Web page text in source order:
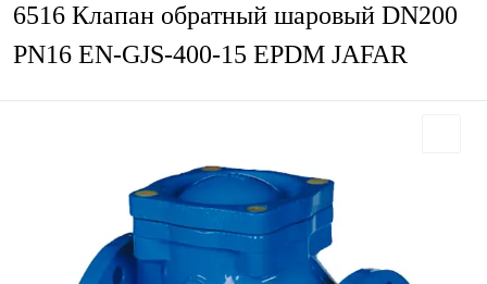
6516 Клапан обратный шаровый DN200
PN16 EN-GJS-400-15 EPDM JAFAR